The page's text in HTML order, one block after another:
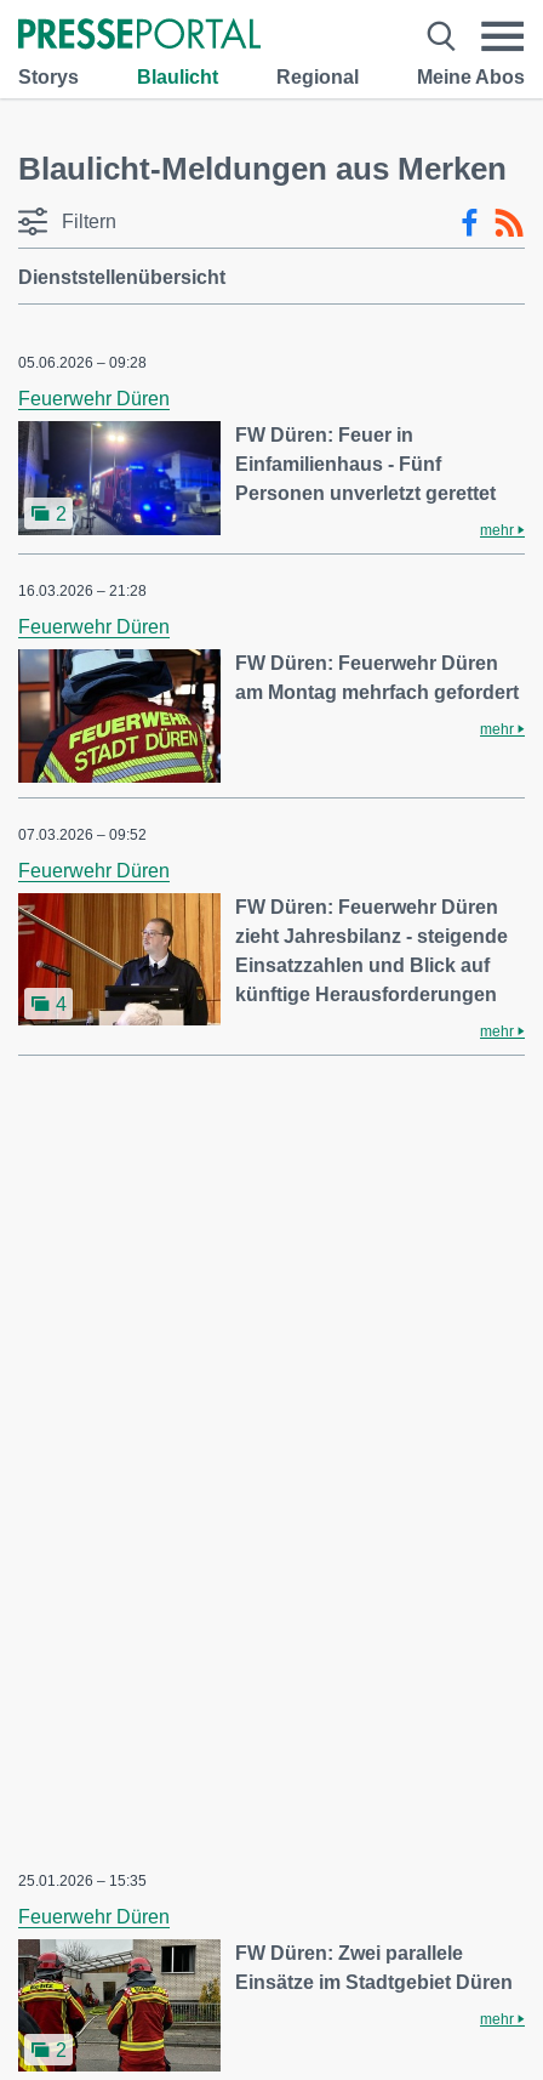
Storys Blaulicht Regional Meine Abos
Blaulicht-Meldungen aus Merken
Filtern
Dienststellenübersicht
05.06.2026 – 09:28
Feuerwehr Düren
2
FW Düren: Feuer in
Einfamilienhaus - Fünf
Personen unverletzt gerettet
mehr
16.03.2026 – 21:28
Feuerwehr Düren
FW Düren: Feuerwehr Düren
am Montag mehrfach gefordert
mehr
07.03.2026 – 09:52
Feuerwehr Düren
4
FW Düren: Feuerwehr Düren
zieht Jahresbilanz - steigende
Einsatzzahlen und Blick auf
künftige Herausforderungen
mehr
25.01.2026 – 15:35
Feuerwehr Düren
2
FW Düren: Zwei parallele
Einsätze im Stadtgebiet Düren
mehr